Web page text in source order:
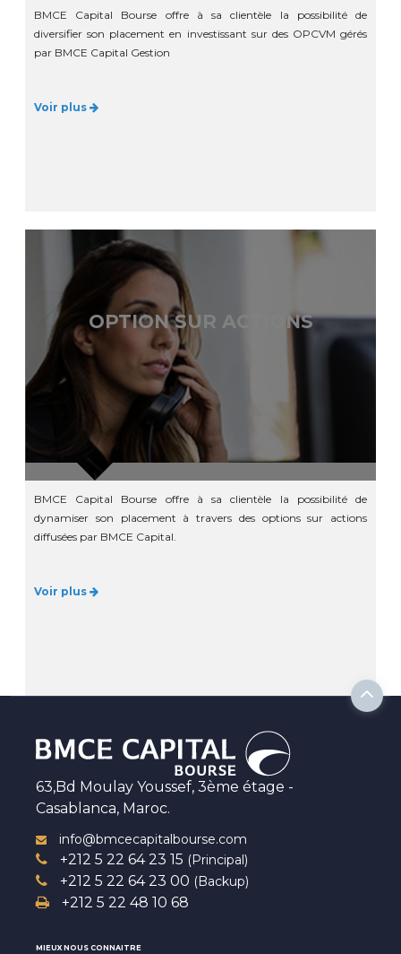
BMCE Capital Bourse offre à sa clientèle la possibilité de
diversifier son placement en investissant sur des OPCVM gérés
par BMCE Capital Gestion
Voir plus
OPTION SUR ACTIONS
BMCE Capital Bourse offre à sa clientèle la possibilité de
dynamiser son placement à travers des options sur actions
diffusées par BMCE Capital.
Voir plus
63,Bd Moulay Youssef, 3ème étage -
Casablanca, Maroc.
info@bmcecapitalbourse.com
+212 5 22 64 23 15 (Principal)
+212 5 22 64 23 00 (Backup)
+212 5 22 48 10 68
MIEUX NOUS CONNAITRE